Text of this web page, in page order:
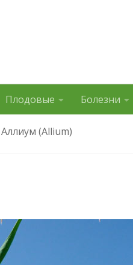
Плодовые Болезни
(Allium)